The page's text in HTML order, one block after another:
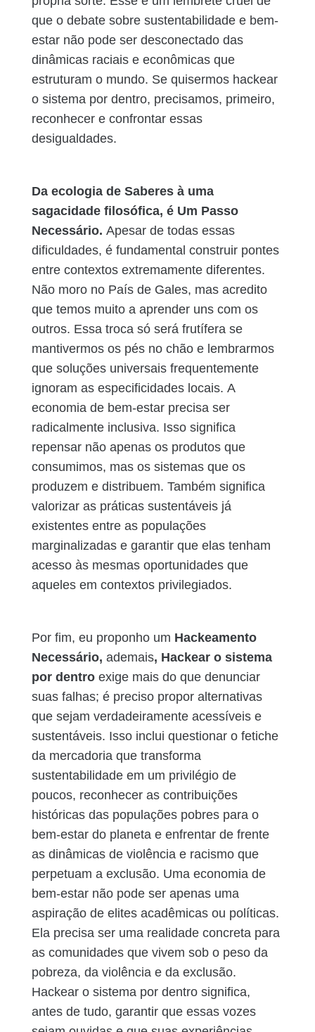
que o debate sobre sustentabilidade e bem-
estar não pode ser desconectado das
dinâmicas raciais e econômicas que
estruturam o mundo. Se quisermos hackear
o sistema por dentro, precisamos, primeiro,
reconhecer e confrontar essas
desigualdades.
Da ecologia de Saberes à uma
sagacidade filosófica, é Um Passo
Necessário. Apesar de todas essas
dificuldades, é fundamental construir pontes
entre contextos extremamente diferentes.
Não moro no País de Gales, mas acredito
que temos muito a aprender uns com os
outros. Essa troca só será frutífera se
mantivermos os pés no chão e lembrarmos
que soluções universais frequentemente
ignoram as especificidades locais. A
economia de bem-estar precisa ser
radicalmente inclusiva. Isso significa
repensar não apenas os produtos que
consumimos, mas os sistemas que os
produzem e distribuem. Também significa
valorizar as práticas sustentáveis já
existentes entre as populações
marginalizadas e garantir que elas tenham
acesso às mesmas oportunidades que
aqueles em contextos privilegiados.
Por fim, eu proponho um Hackeamento
Necessário, ademais, Hackear o sistema
por dentroexige mais do que denunciar
suas falhas; é preciso propor alternativas
que sejam verdadeiramente acessíveis e
sustentáveis. Isso inclui questionar o fetiche
da mercadoria que transforma
sustentabilidade em um privilégio de
poucos, reconhecer as contribuições
históricas das populações pobres para o
bem-estar do planeta e enfrentar de frente
as dinâmicas de violência e racismo que
perpetuam a exclusão. Uma economia de
bem-estar não pode ser apenas uma
aspiração de elites acadêmicas ou políticas.
Ela precisa ser uma realidade concreta para
as comunidades que vivem sob o peso da
pobreza, da violência e da exclusão.
Hackear o sistema por dentro significa,
antes de tudo, garantir que essas vozes